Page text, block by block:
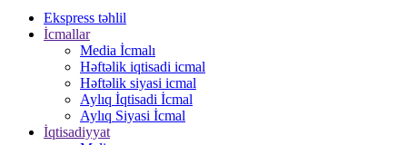
Ekspress təhlil
İcmallar
Media İcmalı
Həftəlik iqtisadi icmal
Həftəlik siyasi icmal
Aylıq İqtisadi İcmal
Aylıq Siyasi İcmal
İqtisadiyyat